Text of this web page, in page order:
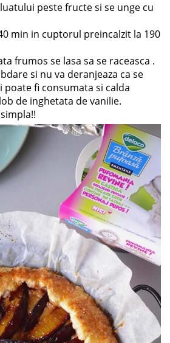
peste fructe si se unge cu
min in cuptorul preincalzit la 190
frumos se lasa sa se raceasca .
si nu va deranjeaza ca se
fi consumata si calda
de inghetata de vanilie.